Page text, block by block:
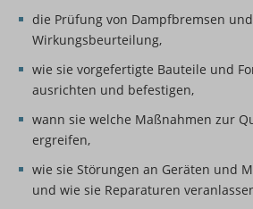
die Prüfung von Dampfbremsen
Wirkungsbeurteilung,
wie sie vorgefertigte Bauteile und
ausrichten und befestigen,
wann sie welche Maßnahmen zur
ergreifen,
wie sie Störungen an Geräten und
und wie sie Reparaturen